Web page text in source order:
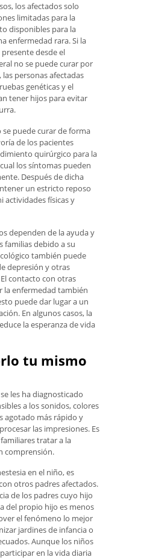
los afectados solo
limitadas para la
disponibles para la
enfermedad rara. Si la
desde el
no se puede curar por
personas afectadas
genéticas y el
tener hijos para evitar
se puede curar de forma
de los pacientes
quirúrgico para la
los síntomas pueden
Después de dicha
un estricto reposo
actividades físicas y
dependen de la ayuda y
familias debido a su
también puede
depresión y otras
contacto con otras
la enfermedad también
puede dar lugar a un
En algunos casos, la
la esperanza de vida
tu mismo
les ha diagnosticado
a los sonidos, colores
agotado más rápido y
las impresiones. Es
tratar a la
comprensión.
en el niño, es
otros padres afectados.
de los padres cuyo hijo
del propio hijo es menos
el fenómeno lo mejor
jardines de infancia o
Aunque los niños
en la vida diaria